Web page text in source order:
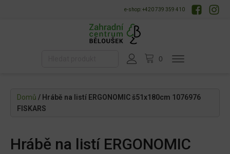
e-shop: +420 739 359 410
Domů / Hrábě na listí ERGONOMIC š51x180cm 1076976
FISKARS
Hrábě na listí ERGONOMIC